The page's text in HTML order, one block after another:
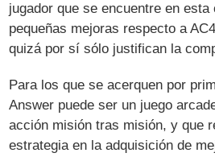
jugador que se encuentre en
pequeñas mejoras respecto a
quizá por sí sólo justifican la
Para los que se acerquen por
Answer puede ser un juego
acción misión tras misión, y que
estrategia en la adquisición de